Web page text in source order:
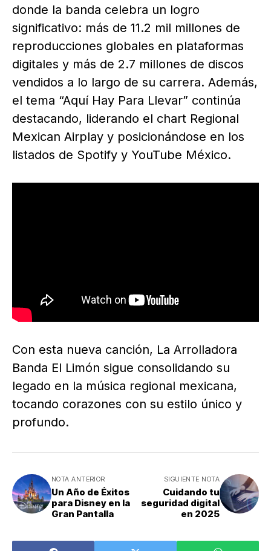
donde la banda celebra un logro
significativo: más de 11.2 mil millones de
reproducciones globales en plataformas
digitales y más de 2.7 millones de discos
vendidos a lo largo de su carrera. Además,
el tema “Aquí Hay Para Llevar” continúa
destacando, liderando el chart Regional
Mexican Airplay y posicionándose en los
listados de Spotify y YouTube México.
Con esta nueva canción, La Arrolladora
Banda El Limón sigue consolidando su
legado en la música regional mexicana,
tocando corazones con su estilo único y
profundo.
NOTA ANTERIOR
Un Año de Éxitos
para Disney en la
Gran Pantalla
SIGUIENTE NOTA
Cuidando tu
seguridad digital
en 2025